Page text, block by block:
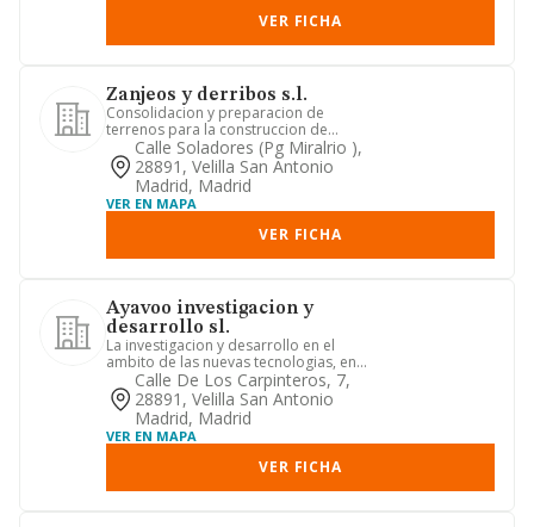
VER FICHA
Zanjeos y derribos s.l.
Consolidacion y preparacion de
terrenos para la construccion de
edificaciones y para la realizacion...
Calle Soladores (pg Miralrio ),
28891, Velilla San Antonio
Madrid, Madrid
VER EN MAPA
VER FICHA
Ayavoo investigacion y
desarrollo sl.
La investigacion y desarrollo en el
ambito de las nuevas tecnologias, en
concreto, desarrollo de ap...
Calle De Los Carpinteros, 7,
28891, Velilla San Antonio
Madrid, Madrid
VER EN MAPA
VER FICHA